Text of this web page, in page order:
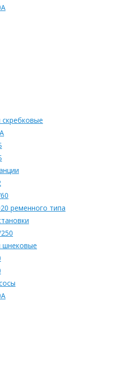
ременного типа
шнековые